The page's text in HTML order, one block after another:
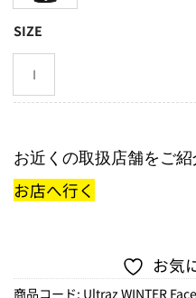
SIZE
I
お近くの取扱店舗をご紹
お店へ行く
お気
商品コード: Ultraz WINTER